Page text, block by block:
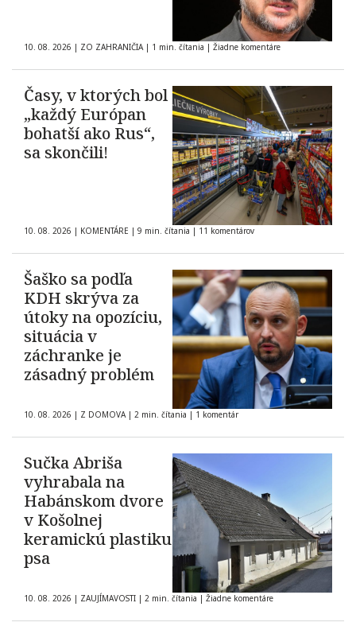
10. 08. 2026 | ZO ZAHRANIČIA | 1 min. čítania | Žiadne komentáre
Časy, v ktorých bol
„každý Európan
bohatší ako Rus“,
sa skončili!
10. 08. 2026 | KOMENTÁRE | 9 min. čítania | 11 komentárov
Šaško sa podľa
KDH skrýva za
útoky na opozíciu,
situácia v
záchranke je
zásadný problém
10. 08. 2026 | Z DOMOVA | 2 min. čítania | 1 komentár
Sučka Abriša
vyhrabala na
Habánskom dvore
v Košolnej
keramickú plastiku
psa
10. 08. 2026 | ZAUJÍMAVOSTI | 2 min. čítania | Žiadne komentáre